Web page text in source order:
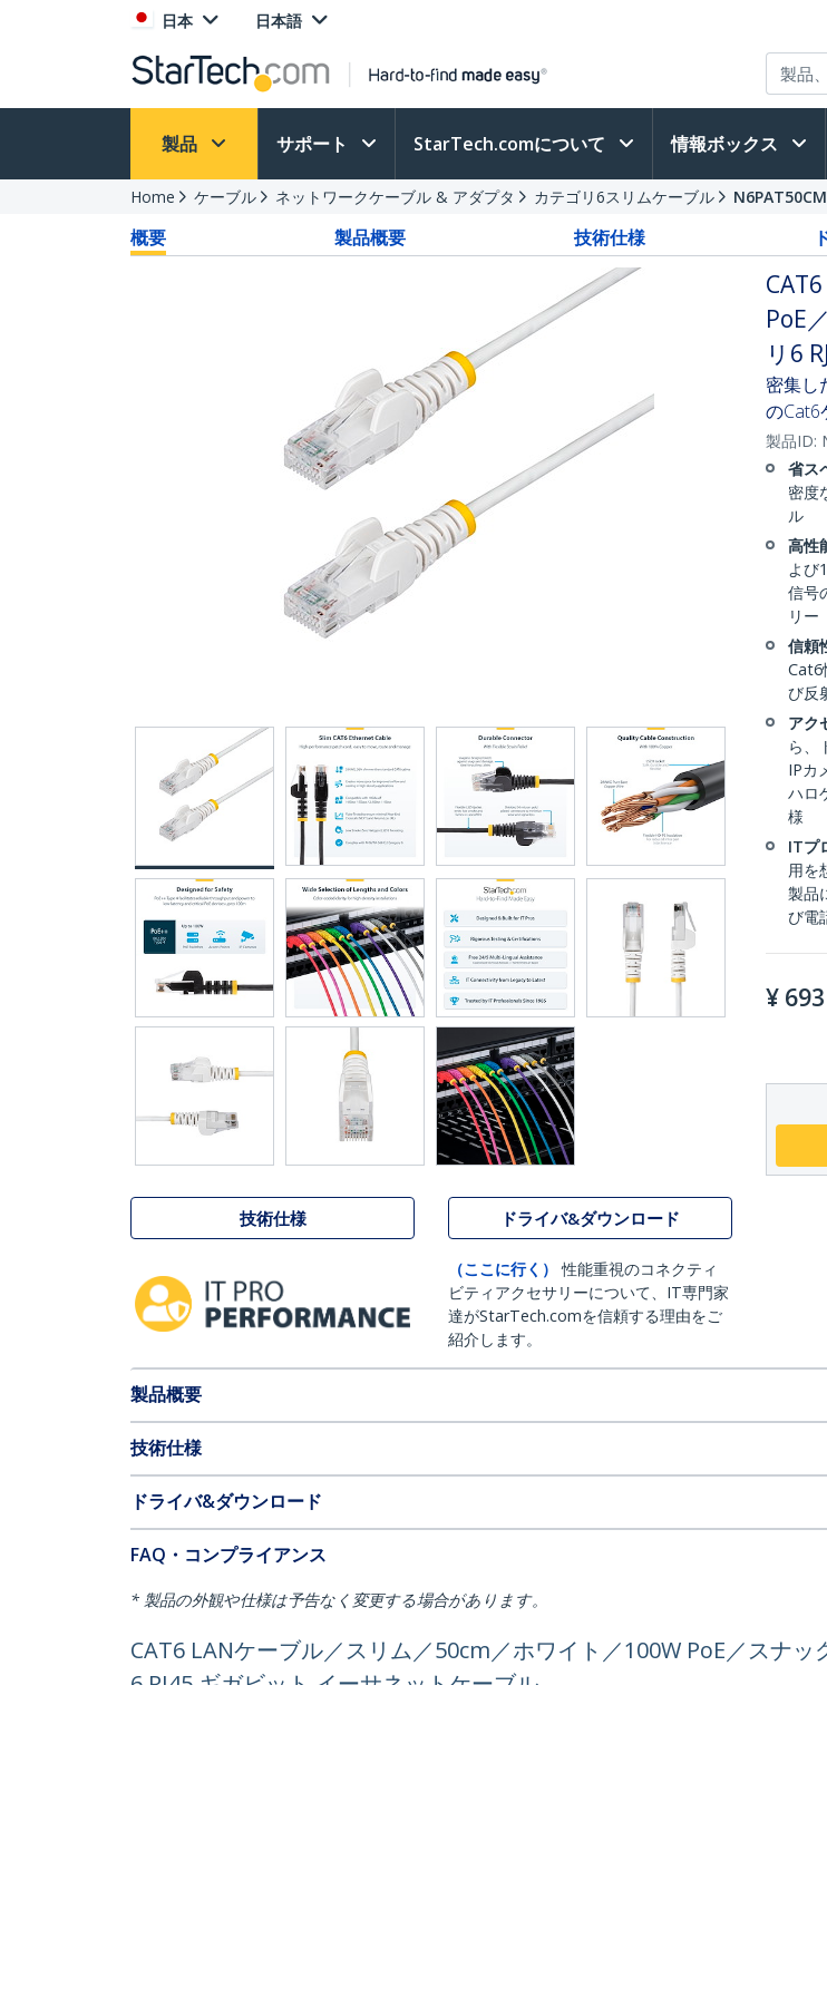
日本 日本語
製品 サポート StarTech.comについて 情報ボックス
Home ケーブル ネットワークケーブル & アダプタ カテゴリ6スリムケーブル
概要 製品概要 技術仕様
技術仕様 ドライバ&ダウンロード
（ここに行く）
性能重視のコネクティ
ビティアクセサリーについて、IT専門家
達がStarTech.comを信頼する理由をご
紹介します。
PoE
リ6
密集し
のCat6
製品ID:
省ス
密度
ル
高性
よび
信号
リー
信頼
Cat6
び反
アク
ら、
IPカ
ハロ
様
ITプ
用を
製品
び電
¥ 693
製品概要
技術仕様
ドライバ&ダウンロード
FAQ・コンプライアンス
* 製品の外観や仕様は予告なく変更する場合があります。
CAT6 LANケーブル／スリム／50cm／ホワイト／100W PoE／スナ
6 RJ45 ギガビット イーサネットケーブル